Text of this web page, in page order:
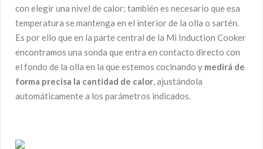
con elegir una nivel de calor; también es necesario que esa
temperatura se mantenga en el interior de la olla o sartén.
Es por ello que en la parte central de la Mi Induction Cooker
encontramos una sonda que entra en contacto directo con
el fondo de la olla en la que estemos cocinando y medirá de
forma precisa la cantidad de calor, ajustándola
automáticamente a los parámetros indicados.